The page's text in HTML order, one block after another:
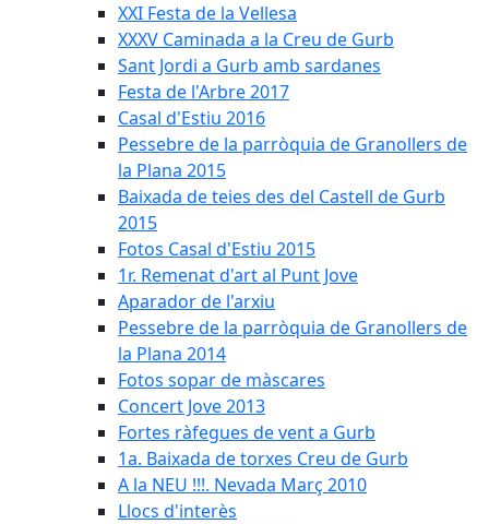
XXI Festa de la Vellesa
XXXV Caminada a la Creu de Gurb
Sant Jordi a Gurb amb sardanes
Festa de l'Arbre 2017
Casal d'Estiu 2016
Pessebre de la parròquia de Granollers de
la Plana 2015
Baixada de teies des del Castell de Gurb
2015
Fotos Casal d'Estiu 2015
1r. Remenat d'art al Punt Jove
Aparador de l'arxiu
Pessebre de la parròquia de Granollers de
la Plana 2014
Fotos sopar de màscares
Concert Jove 2013
Fortes ràfegues de vent a Gurb
1a. Baixada de torxes Creu de Gurb
A la NEU !!!. Nevada Març 2010
Llocs d'interès